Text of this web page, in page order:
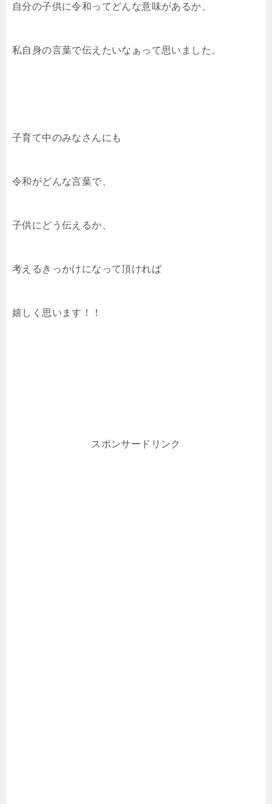
自分の子供に令和ってどんな意味があるか、
私自身の言葉で伝えたいなぁって思いました。
子育て中のみなさんにも
令和がどんな言葉で、
子供にどう伝えるか、
考えるきっかけになって頂ければ
嬉しく思います！！
スポンサードリンク